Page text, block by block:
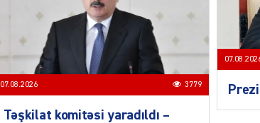
07.08.2026 3779
Təşkilat komitəsi yaradıldı –